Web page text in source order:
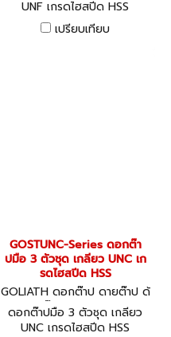
UNF เกรดไฮสปีด HSS
เปรียบเทียบ
GOSTUNC-Series ดอกต๊า
ปมือ 3 ตัวชุด เกลียว UNC เก
รดไฮสปีด HSS
GOLIATH ดอกต๊าป ดายต๊าป ด้
ามต๊าป GOSTUNC
ดอกต๊าปมือ 3 ตัวชุด เกลียว
UNC เกรดไฮสปีด HSS